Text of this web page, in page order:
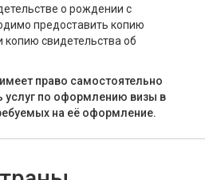
о рождении с
предоставить копию
копию свидетельства об
право самостоятельно
услуг по оформлению визы в
на её оформление.